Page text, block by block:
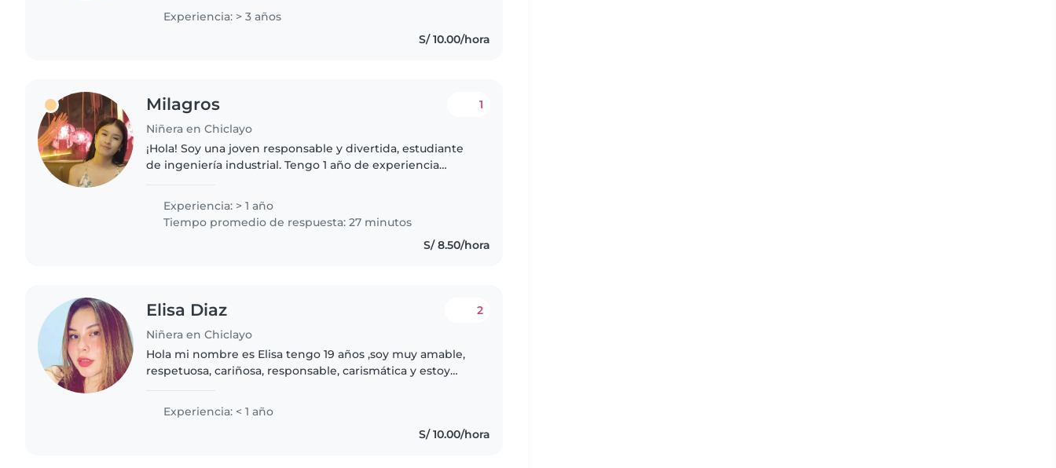
negociable en mi ...
Experiencia: > 3 años
S/ 10.00/hora
Milagros
Niñera en Chiclayo
1
¡Hola! Soy una joven responsable y divertida, estudiante
de ingeniería industrial. Tengo 1 año de experiencia
encanta dibujar,..
Experiencia: > 1 año
Tiempo promedio de respuesta: 27 minutos
S/ 8.50/hora
Elisa Diaz
Niñera en Chiclayo
2
Hola mi nombre es Elisa tengo 19 años ,soy muy amable,
respetuosa, cariñosa, responsable, carismática y estoy
DE LA UNIVERSIDAD..
Experiencia: < 1 año
S/ 10.00/hora